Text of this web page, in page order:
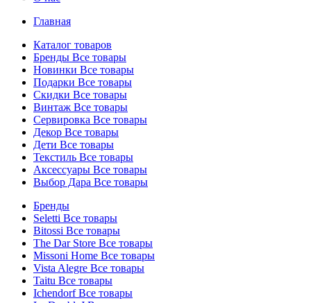
Главная
Каталог товаров
Бренды Все товары
Новинки Все товары
Подарки Все товары
Скидки Все товары
Винтаж Все товары
Сервировка Все товары
Декор Все товары
Дети Все товары
Текстиль Все товары
Аксессуары Все товары
Выбор Дара Все товары
Бренды
Seletti Все товары
Bitossi Все товары
The Dar Store Все товары
Missoni Home Все товары
Vista Alegre Все товары
Taitu Все товары
IchendorfВсе товары